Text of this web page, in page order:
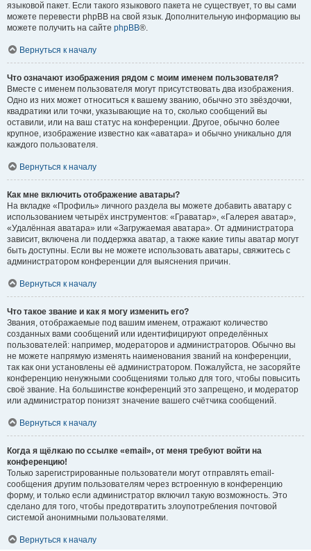
языковой пакет. Если такого языкового пакета не существует, то вы сами
можете перевести phpBB на свой язык. Дополнительную информацию вы
можете получить на сайте phpBB®.
Вернуться к началу
Что означают изображения рядом с моим именем пользователя?
Вместе с именем пользователя могут присутствовать два изображения.
Одно из них может относиться к вашему званию, обычно это звёздочки,
квадратики или точки, указывающие на то, сколько сообщений вы
оставили, или на ваш статус на конференции. Другое, обычно более
крупное, изображение известно как «аватара» и обычно уникально для
каждого пользователя.
Вернуться к началу
Как мне включить отображение аватары?
На вкладке «Профиль» личного раздела вы можете добавить аватару с
использованием четырёх инструментов: «Граватар», «Галерея аватар»,
«Удалённая аватара» или «Загружаемая аватара». От администратора
зависит, включена ли поддержка аватар, а также какие типы аватар могут
быть доступны. Если вы не можете использовать аватары, свяжитесь с
администратором конференции для выяснения причин.
Вернуться к началу
Что такое звание и как я могу изменить его?
Звания, отображаемые под вашим именем, отражают количество
созданных вами сообщений или идентифицируют определённых
пользователей: например, модераторов и администраторов. Обычно вы
не можете напрямую изменять наименования званий на конференции,
так как они установлены её администратором. Пожалуйста, не засоряйте
конференцию ненужными сообщениями только для того, чтобы повысить
своё звание. На большинстве конференций это запрещено, и модератор
или администратор понизят значение вашего счётчика сообщений.
Вернуться к началу
Когда я щёлкаю по ссылке «email», от меня требуют войти на
конференцию!
Только зарегистрированные пользователи могут отправлять email-
сообщения другим пользователям через встроенную в конференцию
форму, и только если администратор включил такую возможность. Это
сделано для того, чтобы предотвратить злоупотребления почтовой
системой анонимными пользователями.
Вернуться к началу